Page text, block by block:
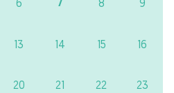
6 8 9
13 14 15 16
20 21 22 23